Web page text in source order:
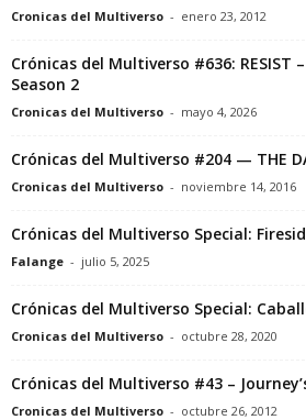
Cronicas del Multiverso - enero 23, 2012
Crónicas del Multiverso #636: RESIST
Season 2
Cronicas del Multiverso - mayo 4, 2026
Crónicas del Multiverso #204 — THE
Cronicas del Multiverso - noviembre 14, 2016
Crónicas del Multiverso Special:
Falange - julio 5, 2025
Crónicas del Multiverso Special:
Cronicas del Multiverso - octubre 28, 2020
Crónicas del Multiverso #43 –
Cronicas del Multiverso - octubre 26, 2012